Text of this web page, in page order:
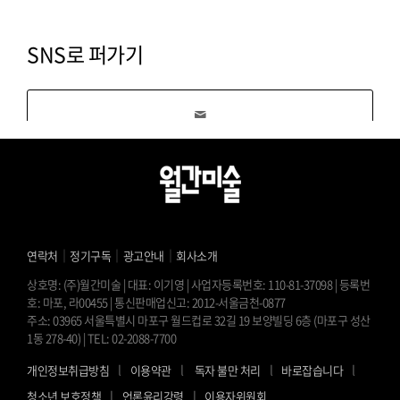
SNS로 퍼가기
연락처 ｜ 정기구독 ｜ 광고안내 ｜ 회사소개
상호명: (주)월간미술 | 대표: 이기영 | 사업자등록번호: 110-81-37098 | 등록번
호: 마포, 라00455 | 통신판매업신고: 2012-서울금천-0877
주소: 03965 서울특별시 마포구 월드컵로 32길 19 보양빌딩 6층 (마포구 성산
1동 278-40) | TEL: 02-2088-7700
개인정보취급방침 l 이용약관 l 독자 불만 처리 l 바로잡습니다 l
청소년 보호정책 l 언론윤리강령 l 이용자위원회